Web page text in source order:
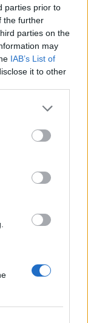
parties prior to
the further
parties on the
may
IAB’s List of
it to other
e storia
che…
ricetta